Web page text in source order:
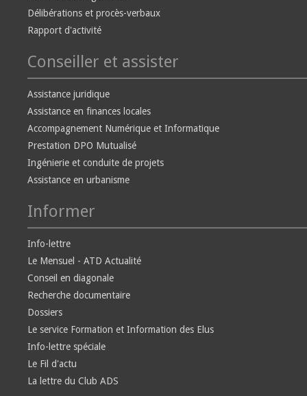
Délibérations et procès-verbaux
Rapport d'activité
Conseiller et assister
Assistance juridique
Assistance en finances locales
Accompagnement Numérique et Informatique
Prestation DPO Mutualisé
Ingénierie et conduite de projets
Assistance en urbanisme
Informer
Info-lettre
Le Mensuel - ATD Actualité
Conseil en diagonale
Recherche documentaire
Dossiers
Le service Formation et Information des Elus
Info-lettre spéciale
Le Fil d'actu
La lettre du Club ADS